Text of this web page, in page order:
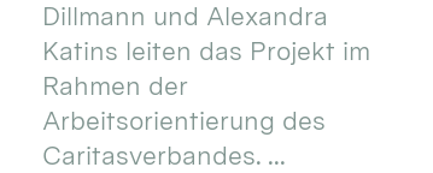
Dillmann und Alexandra
Katins leiten das Projekt im
Rahmen der
Arbeitsorientierung des
Caritasverbandes. ...